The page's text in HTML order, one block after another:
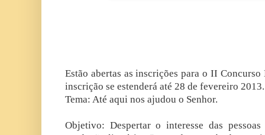
Estão abertas as inscrições para o II
inscrição se estenderá até 28 de fevereiro 2013.
Tema: Até aqui nos ajudou o Senhor.
Objetivo: Despertar o interesse das